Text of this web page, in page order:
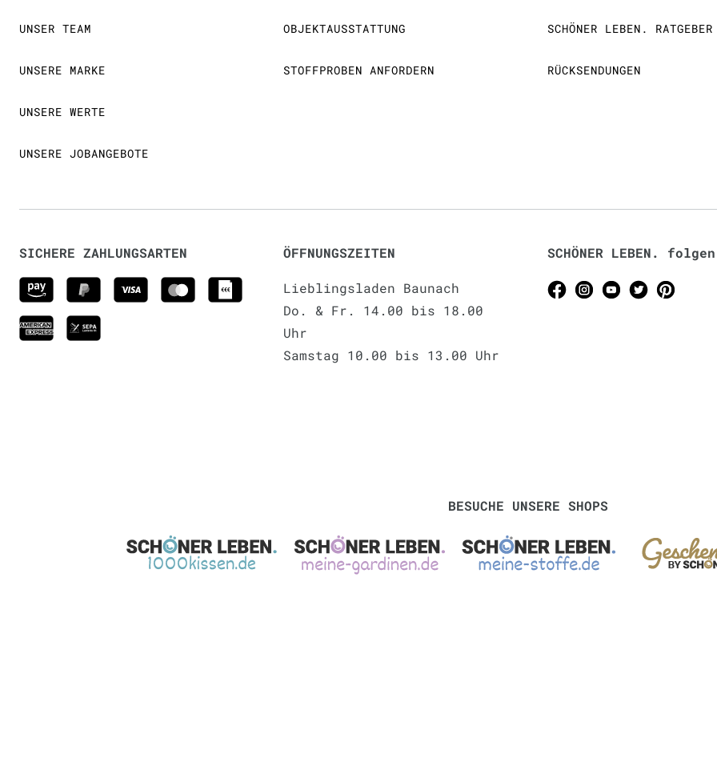
UNSER TEAM
UNSERE MARKE
UNSERE WERTE
UNSERE JOBANGEBOTE
OBJEKTAUSSTATTUNG
STOFFPROBEN ANFORDERN
SCHÖNER LEBEN. RATGEBER
RÜCKSENDUNGEN
SICHERE ZAHLUNGSARTEN ÖFFNUNGSZEITEN
Lieblingsladen Baunach
Do. & Fr. 14.00 bis 18.00
Uhr
Samstag 10.00 bis 13.00 Uhr
SCHÖNER LEBEN. folgen
BESUCHE UNSERE SHOPS